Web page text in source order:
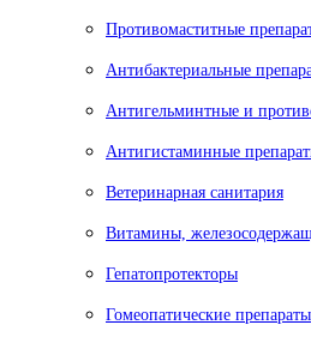
Противомаститные
Антибактериальные
Антигельминтные и
Антигистаминные
Ветеринарная санитария
Витамины,
Гепатопротекторы
Гомеопатические препараты